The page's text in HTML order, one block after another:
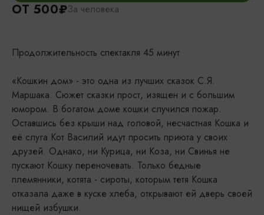
ОТ 500₽За человека
Продолжительность спектакля 45 минут
«Кошкин дом» - это одна из лучших сказок С.Я.
Маршака. Сюжет сказки прост, изящен и с большим
юмором. В богатом доме кошки случился пожар.
Оставшись без крыши над головой, несчастная Кошка и
её слуга Кот Василий идут просить приюта у своих
друзей. Однако, ни Курица, ни Коза, ни Свинья не
пускают Кошку переночевать. Только бедные
племянники, котята - сироты, которым тетя Кошка
отказала даже в куске хлеба, открывают ей дверь своей
нищей избушки.